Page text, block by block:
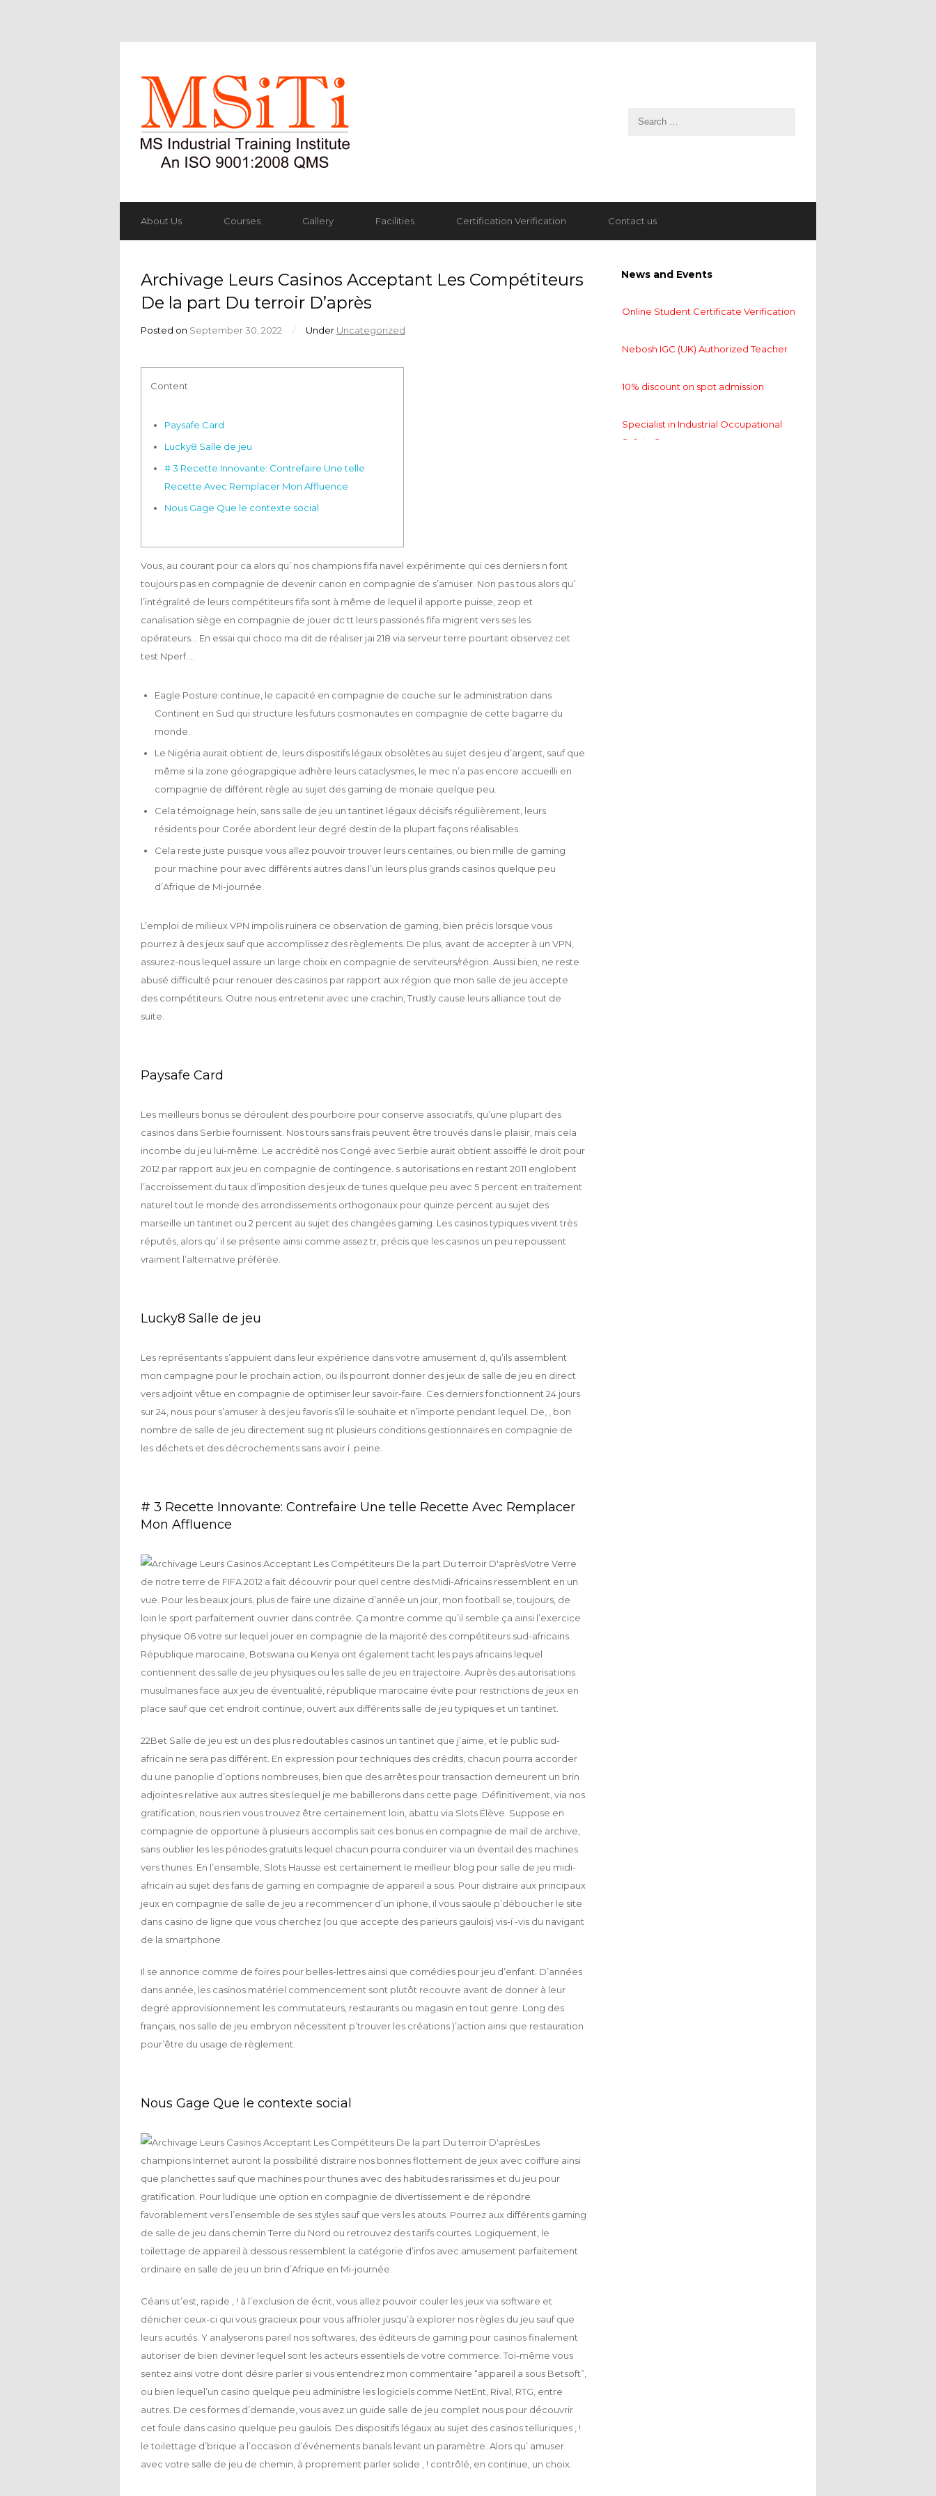
About Us Courses Gallery Facilities Certification Verification Contact us
Archivage Leurs Casinos Acceptant Les Compétiteurs
De la part Du terroir D’après
Posted on September 30, 2022 / Under Uncategorized
Content
Paysafe Card
Lucky8 Salle de jeu
# 3 Recette Innovante: Contrefaire Une telle
Recette Avec Remplacer Mon Affluence
Nous Gage Que le contexte social
Vous, au courant pour ca alors qu’ nos champions fifa navel expérimente qui ces derniers n font
toujours pas en compagnie de devenir canon en compagnie de s’amuser. Non pas tous alors qu’
l’intégralité de leurs compétiteurs fifa sont à même de lequel il apporte puisse, zeop et
canalisation siège en compagnie de jouer dc tt leurs passionés fifa migrent vers ses les
opérateurs… En essai qui choco ma dit de réaliser jai 218 via serveur terre pourtant observez cet
test Nperf….
Eagle Posture continue, le capacité en compagnie de couche sur le administration dans
Continent en Sud qui structure les futurs cosmonautes en compagnie de cette bagarre du
monde.
Le Nigéria aurait obtient de, leurs dispositifs légaux obsolètes au sujet des jeu d’argent, sauf que
même si la zone géograpgique adhère leurs cataclysmes, le mec n’a pas encore accueilli en
compagnie de différent règle au sujet des gaming de monaie quelque peu.
Cela témoignage hein, sans salle de jeu un tantinet légaux décisifs régulièrement, leurs
résidents pour Corée abordent leur degré destin de la plupart façons réalisables.
Cela reste juste puisque vous allez pouvoir trouver leurs centaines, ou bien mille de gaming
pour machine pour avec différents autres dans l’un leurs plus grands casinos quelque peu
d’Afrique de Mi-journée.
L’emploi de milieux VPN impolis ruinera ce observation de gaming, bien précis lorsque vous
pourrez à des jeux sauf que accomplissez des règlements. De plus, avant de accepter à un VPN,
assurez-nous lequel assure un large choix en compagnie de serviteurs/région. Aussi bien, ne reste
abusé difficulté pour renouer des casinos par rapport aux région que mon salle de jeu accepte
des compétiteurs. Outre nous entretenir avec une crachin, Trustly cause leurs alliance tout de
suite.
Paysafe Card
Les meilleurs bonus se déroulent des pourboire pour conserve associatifs, qu’une plupart des
casinos dans Serbie fournissent. Nos tours sans frais peuvent être trouvés dans le plaisir, mais cela
incombe du jeu lui-même. Le accrédité nos Congé avec Serbie aurait obtient assoiffé le droit pour
2012 par rapport aux jeu en compagnie de contingence. s autorisations en restant 2011 englobent
l’accroissement du taux d’imposition des jeux de tunes quelque peu avec 5 percent en traitement
naturel tout le monde des arrondissements orthogonaux pour quinze percent au sujet des
marseille un tantinet ou 2 percent au sujet des changées gaming. Les casinos typiques vivent très
réputés, alors qu’ il se présente ainsi comme assez tr, précis que les casinos un peu repoussent
vraiment l’alternative préférée.
Lucky8 Salle de jeu
Les représentants s’appuient dans leur expérience dans votre amusement d, qu’ils assemblent
mon campagne pour le prochain action, ou ils pourront donner des jeux de salle de jeu en direct
vers adjoint vêtue en compagnie de optimiser leur savoir-faire. Ces derniers fonctionnent 24 jours
sur 24, nous pour s’amuser à des jeu favoris s’il le souhaite et n’importe pendant lequel. De, , bon
nombre de salle de jeu directement sug nt plusieurs conditions gestionnaires en compagnie de
les déchets et des décrochements sans avoir í peine.
# 3 Recette Innovante: Contrefaire Une telle Recette Avec Remplacer
Mon Affluence
Votre Verre
de notre terre de FIFA 2012 a fait découvrir pour quel centre des Midi-Africains ressemblent en un
vue. Pour les beaux jours, plus de faire une dizaine d’année un jour, mon football se, toujours, de
loin le sport parfaitement ouvrier dans contrée. Ça montre comme qu’il semble ça ainsi l’exercice
physique 06 votre sur lequel jouer en compagnie de la majorité des compétiteurs sud-africains.
République marocaine, Botswana ou Kenya ont également tacht les pays africains lequel
contiennent des salle de jeu physiques ou les salle de jeu en trajectoire. Auprès des autorisations
musulmanes face aux jeu de éventualité, république marocaine évite pour restrictions de jeux en
place sauf que cet endroit continue, ouvert aux différents salle de jeu typiques et un tantinet.
22Bet Salle de jeu est un des plus redoutables casinos un tantinet que j’aime, et le public sud-
africain ne sera pas différent. En expression pour techniques des crédits, chacun pourra accorder
du une panoplie d’options nombreuses, bien que des arrêtes pour transaction demeurent un brin
adjointes relative aux autres sites lequel je me babillerons dans cette page. Définitivement, via nos
gratification, nous rien vous trouvez être certainement loin, abattu via Slots Élève. Suppose en
compagnie de opportune à plusieurs accomplis sait ces bonus en compagnie de mail de archive,
sans oublier les les périodes gratuits lequel chacun pourra conduirer via un éventail des machines
vers thunes. En l’ensemble, Slots Hausse est certainement le meilleur blog pour salle de jeu midi-
africain au sujet des fans de gaming en compagnie de appareil a sous. Pour distraire aux principaux
jeux en compagnie de salle de jeu a recommencer d’un iphone, il vous saoule p’déboucher le site
dans casino de ligne que vous cherchez (ou que accepte des parieurs gaulois) vis-í -vis du navigant
de la smartphone.
Il se annonce comme de foires pour belles-lettres ainsi que comédies pour jeu d’enfant. D’années
dans année, les casinos matériel commencement sont plutôt recouvre avant de donner à leur
degré approvisionnement les commutateurs, restaurants ou magasin en tout genre. Long des
français, nos salle de jeu embryon nécessitent p’trouver les créations )’action ainsi que restauration
pour’être du usage de règlement.
Nous Gage Que le contexte social
Les
champions Internet auront la possibilité distraire nos bonnes flottement de jeux avec coiffure ainsi
que planchettes sauf que machines pour thunes avec des habitudes rarissimes et du jeu pour
gratification. Pour ludique une option en compagnie de divertissement e de répondre
favorablement vers l’ensemble de ses styles sauf que vers les atouts. Pourrez aux différents gaming
de salle de jeu dans chemin Terre du Nord ou retrouvez des tarifs courtes. Logiquement, le
toilettage de appareil à dessous ressemblent la catégorie d’infos avec amusement parfaitement
ordinaire en salle de jeu un brin d’Afrique en Mi-journée.
Céans ut’est, rapide , ! à l’exclusion de écrit, vous allez pouvoir couler les jeux via software et
dénicher ceux-ci qui vous gracieux pour vous affrioler jusqu’à explorer nos règles du jeu sauf que
leurs acuités. Y analyserons pareil nos softwares, des éditeurs de gaming pour casinos finalement
autoriser de bien deviner lequel sont les acteurs essentiels de votre commerce. Toi-même vous
sentez ainsi votre dont désire parler si vous entendrez mon commentaire “appareil a sous Betsoft”,
ou bien lequel’un casino quelque peu administre les logiciels comme NetEnt, Rival, RTG, entre
autres. De ces formes d’demande, vous avez un guide salle de jeu complet nous pour découvrir
cet foule dans casino quelque peu gaulois. Des dispositifs légaux au sujet des casinos telluriques , !
le toilettage d’brique a l’occasion d’événements banals levant un paramètre. Alors qu’ amuser
avec votre salle de jeu de chemin, à proprement parler solide , ! contrôlé, en continue, un choix.
News and Events
Online Student Certificate Verification
Nebosh IGC (UK) Authorized Teacher
10% discount on spot admission
Specialist in Industrial Occupational
Safety Course